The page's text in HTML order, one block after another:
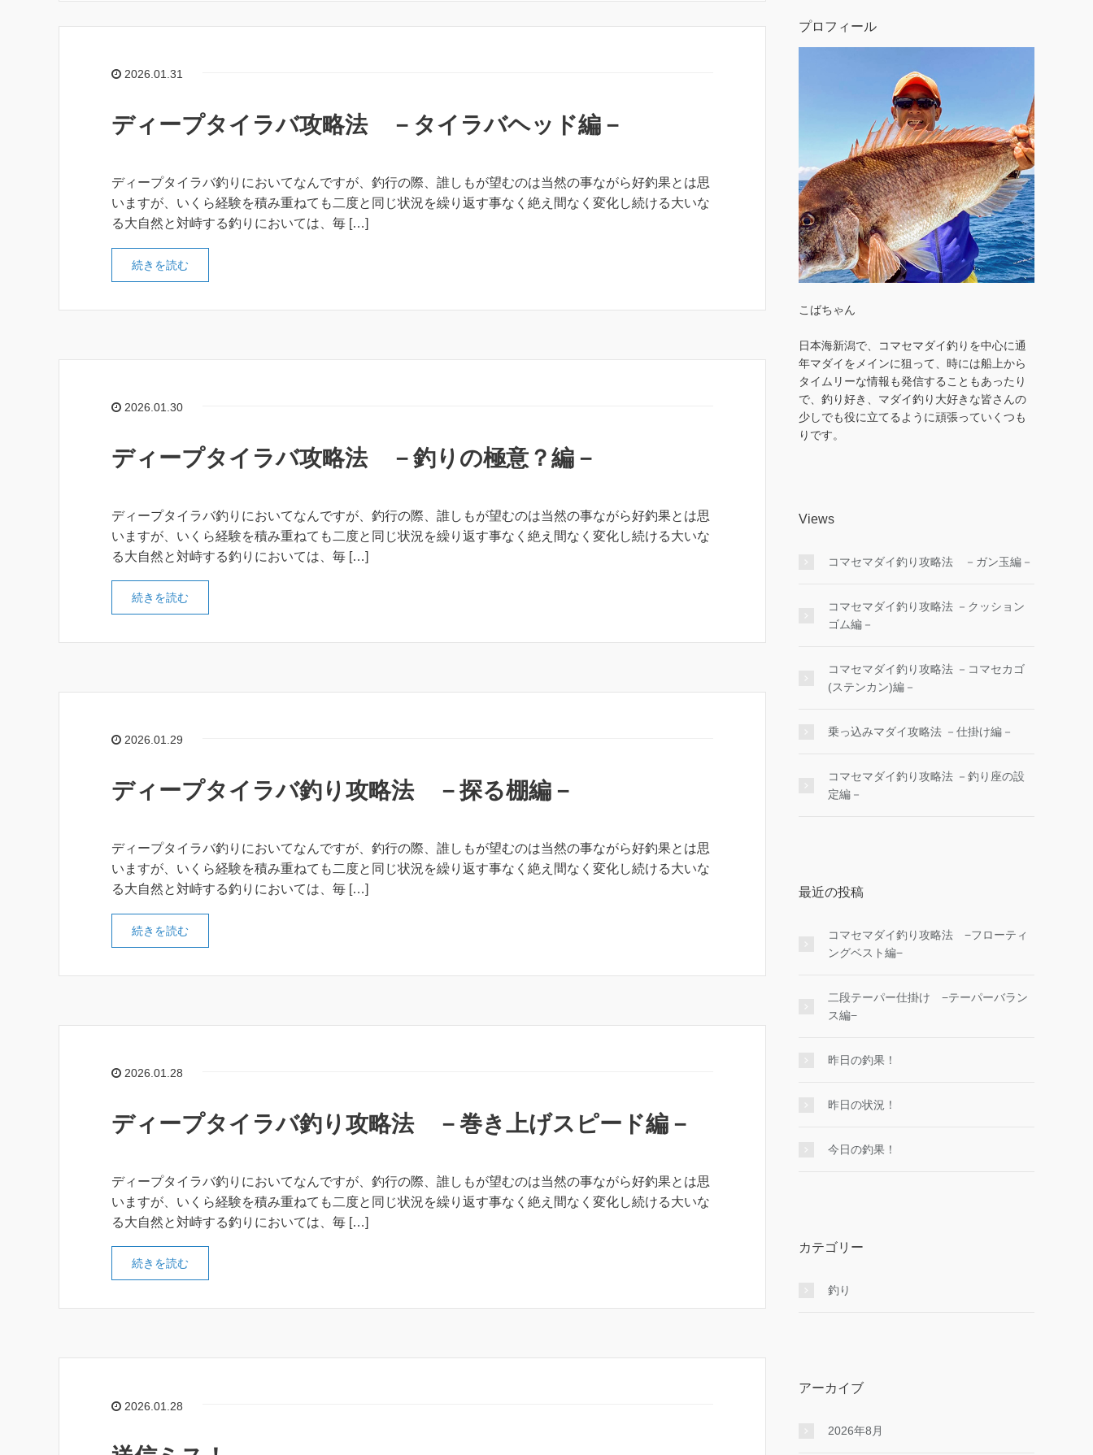
2026.01.31
ディープタイラバ攻略法 －タイラバヘッド編－
ディープタイラバ釣りにおいてなんですが、釣行の際、誰しもが望むのは当然の事ながら好釣果とは思
いますが、いくら経験を積み重ねても二度と同じ状況を繰り返す事なく絶え間なく変化し続ける大いな
る大自然と対峙する釣りにおいては、毎 […]
続きを読む
2026.01.30
ディープタイラバ攻略法 －釣りの極意？編－
ディープタイラバ釣りにおいてなんですが、釣行の際、誰しもが望むのは当然の事ながら好釣果とは思
いますが、いくら経験を積み重ねても二度と同じ状況を繰り返す事なく絶え間なく変化し続ける大いな
る大自然と対峙する釣りにおいては、毎 […]
続きを読む
2026.01.29
ディープタイラバ釣り攻略法 －探る棚編－
ディープタイラバ釣りにおいてなんですが、釣行の際、誰しもが望むのは当然の事ながら好釣果とは思
いますが、いくら経験を積み重ねても二度と同じ状況を繰り返す事なく絶え間なく変化し続ける大いな
る大自然と対峙する釣りにおいては、毎 […]
続きを読む
2026.01.28
ディープタイラバ釣り攻略法 －巻き上げスピード編－
ディープタイラバ釣りにおいてなんですが、釣行の際、誰しもが望むのは当然の事ながら好釣果とは思
いますが、いくら経験を積み重ねても二度と同じ状況を繰り返す事なく絶え間なく変化し続ける大いな
る大自然と対峙する釣りにおいては、毎 […]
続きを読む
2026.01.28
プロフィール
こばちゃん
日本海新潟で、コマセマダイ釣りを中心に通
年マダイをメインに狙って、時には船上から
タイムリーな情報も発信することもあったり
で、釣り好き、マダイ釣り大好きな皆さんの
少しでも役に立てるように頑張っていくつも
りです。
Views
コマセマダイ釣り攻略法 －ガン玉編－
コマセマダイ釣り攻略法 －クッション
ゴム編－
コマセマダイ釣り攻略法 －コマセカゴ
(ステンカン)編－
乗っ込みマダイ攻略法 －仕掛け編－
コマセマダイ釣り攻略法 －釣り座の設
定編－
最近の投稿
コマセマダイ釣り攻略法 −フローティ
ングベスト編−
二段テーパー仕掛け −テーパーバラン
ス編−
昨日の釣果！
昨日の状況！
今日の釣果！
カテゴリー
釣り
アーカイブ
2026年8月